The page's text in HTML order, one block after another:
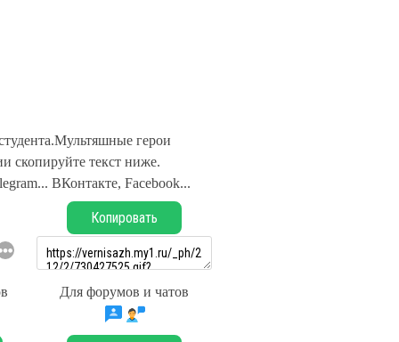
герои
скопируйте текст ниже.
ВКонтакте, Facebook...
Копировать
Для форумов и чатов